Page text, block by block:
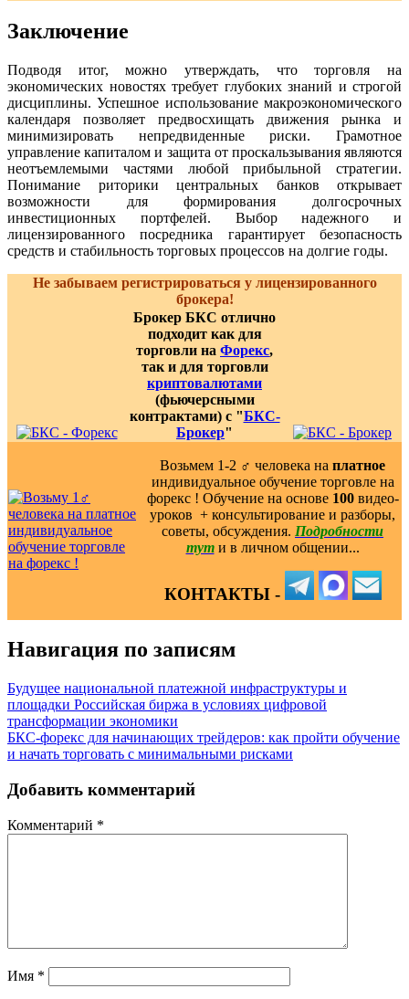
Заключение
Подводя итог, можно утверждать, что торговля на
экономических новостях требует глубоких знаний и строгой
дисциплины. Успешное использование макроэкономического
календаря позволяет предвосхищать движения рынка и
минимизировать непредвиденные риски. Грамотное
управление капиталом и защита от проскальзывания являются
неотъемлемыми частями любой прибыльной стратегии.
Понимание риторики центральных банков открывает
возможности для формирования долгосрочных
инвестиционных портфелей. Выбор надежного и
лицензированного посредника гарантирует безопасность
средств и стабильность торговых процессов на долгие годы.
Не забываем регистрироваться у лицензированного
брокера!
Брокер БКС отлично
подходит как для
торговли на Форекс,
так и для торговли
криптовалютами
(фьючерсными
контрактами) с "БКС-
Брокер"
Возьмем 1-2 ‍♂️ человека на платное
индивидуальное обучение торговле на
форекс ! Обучение на основе 100видео-
уроков ️ + консультирование и разборы,
советы, обсуждения. Подробности
тут и в личном общении...
КОНТАКТЫ -
Навигация по записям
Будущее национальной платежной инфраструктуры и
площадки Российская биржа в условиях цифровой
трансформации экономики
БКС-форекс для начинающих трейдеров: как пройти обучение
и начать торговать с минимальными рисками
Добавить комментарий
Комментарий *
Имя *